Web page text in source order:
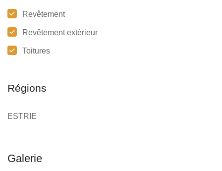
Revêtement
Revêtement extérieur
Toitures
Régions
ESTRIE